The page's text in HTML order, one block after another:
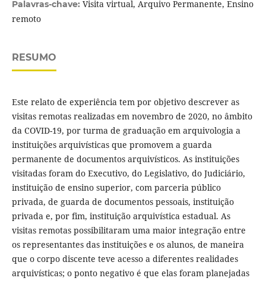
Palavras-chave: Visita virtual, Arquivo Permanente, Ensino
remoto
RESUMO
Este relato de experiência tem por objetivo descrever as
visitas remotas realizadas em novembro de 2020, no âmbito
da COVID-19, por turma de graduação em arquivologia a
instituições arquivísticas que promovem a guarda
permanente de documentos arquivísticos. As instituições
visitadas foram do Executivo, do Legislativo, do Judiciário,
instituição de ensino superior, com parceria público
privada, de guarda de documentos pessoais, instituição
privada e, por fim, instituição arquivística estadual. As
visitas remotas possibilitaram uma maior integração entre
os representantes das instituições e os alunos, de maneira
que o corpo discente teve acesso a diferentes realidades
arquivísticas; o ponto negativo é que elas foram planejadas